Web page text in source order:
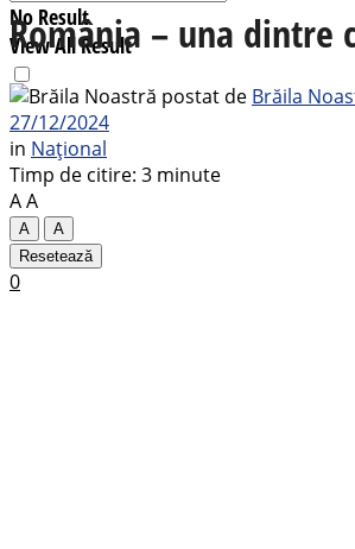
No Result
View All Result
România – una dintre
postat de Brăila
27/12/2024
in Național
Timp de citire: 3 minute
AA
A
A
Resetează
0